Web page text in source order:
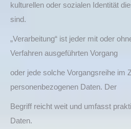
kulturellen oder sozialen Identität
sind.
„Verarbeitung“ ist jeder mit oder
Verfahren ausgeführten Vorgang
oder jede solche Vorgangsreihe im
personenbezogenen Daten. Der
Begriff reicht weit und umfasst
Daten.